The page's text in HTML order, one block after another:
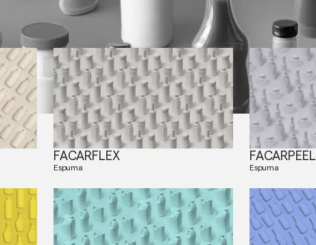
FACARFLEX
Espuma
FACARPEEL
Espuma